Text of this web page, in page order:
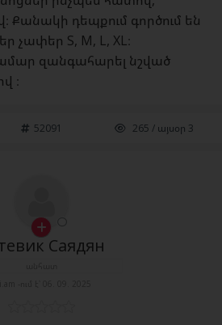
Քանակի դեպքում գործում են
չափեր S, M, L, XL։
զանգահարել նշված
։
52091 265 / այսօր 3
Саядян